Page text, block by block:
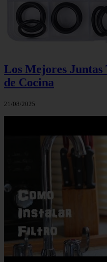
Los Mejores
de Cocina
21/08/2025